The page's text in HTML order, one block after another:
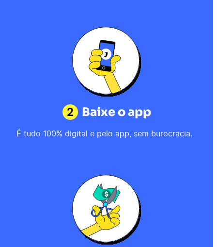
2 Baixe o app
É tudo 100% digital e pelo app, sem burocracia.